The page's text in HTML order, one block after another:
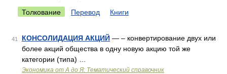
Толкование Перевод Книги
41 КОНСОЛИДАЦИЯ АКЦИЙ — – конвертирование двух или
более акций общества в одну новую акцию той же
категории (типа) …
Экономика от А до Я: Тематический справочник